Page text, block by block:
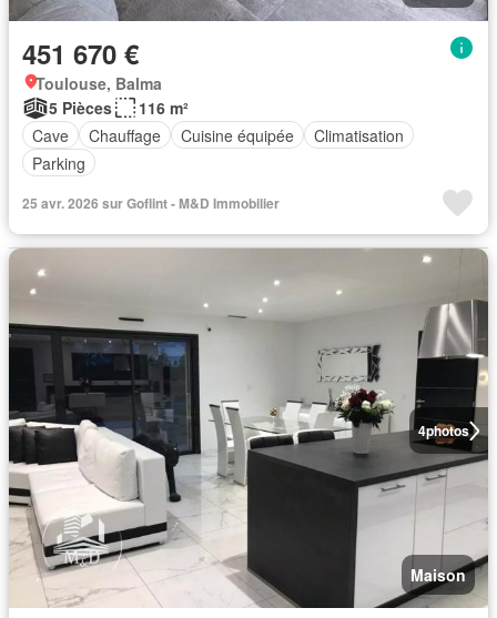
451 670 €
Toulouse, Balma
5 Pièces
116 m²
Cave
Chauffage Cuisine équipée
Climatisation
Parking
25 avr. 2026 sur Goflint - M&D Immobilier
4photos
Maison